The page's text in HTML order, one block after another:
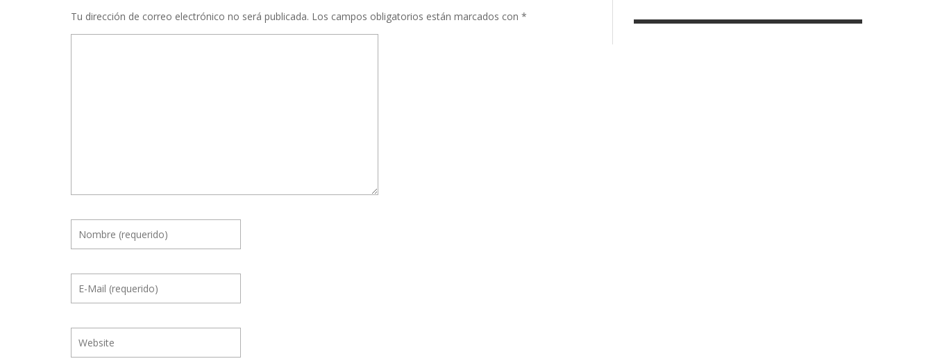
Tu dirección de correo electrónico no será publicada. Los campos obligatorios están marcados con *